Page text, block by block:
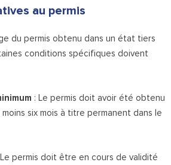
au permis
du permis obtenu dans un état tiers
conditions spécifiques doivent
: Le permis doit avoir été obtenu
six mois à titre permanent dans le
permis doit être en cours de validité